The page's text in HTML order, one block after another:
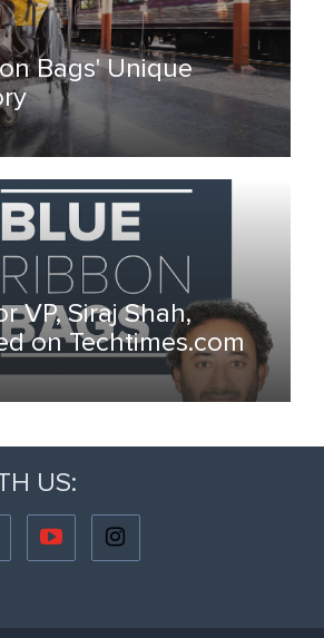
Bags' Unique
VP, Siraj Shah,
on Techtimes.com
US: